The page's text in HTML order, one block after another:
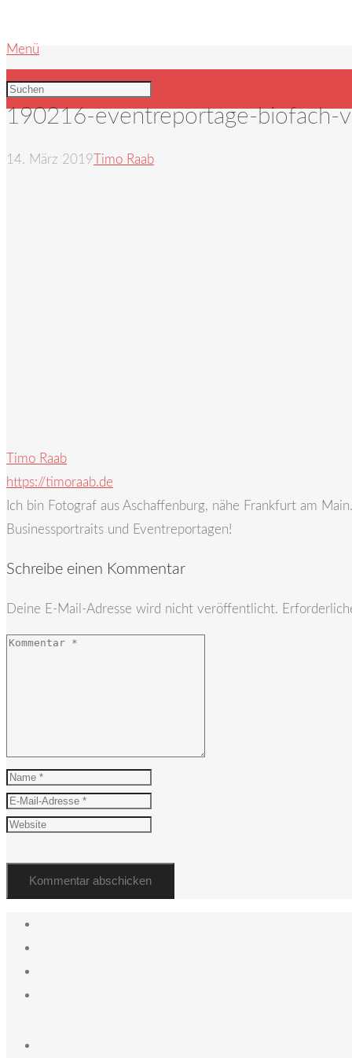
Menü
190216-eventreportage-biofach-
14. März 2019 Timo Raab
Timo Raab
https://timoraab.de
Ich bin Fotograf aus Aschaffenburg, nähe Frankfurt am
Businessportraits und Eventreportagen!
Schreibe einen Kommentar
Deine E-Mail-Adresse wird nicht veröffentlicht.